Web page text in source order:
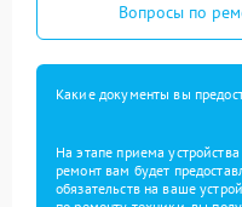
Вопросы по
Какие документы вы
На этапе приема
ремонт вам будет
обязательств на ваше